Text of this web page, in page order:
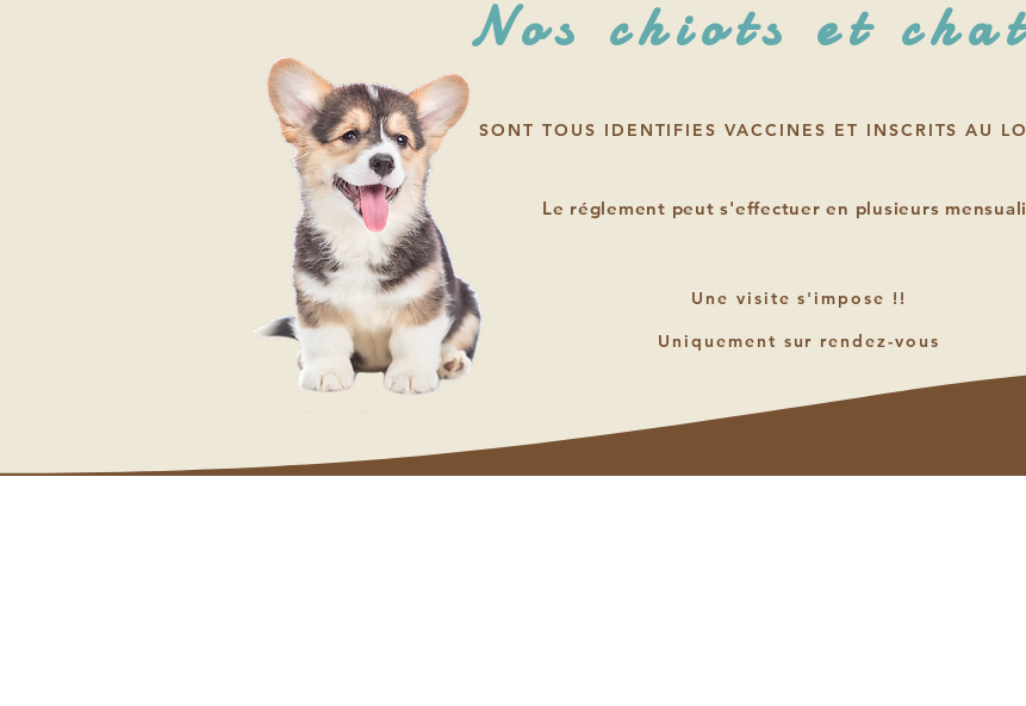
Nos chiots et
SONT TOUS IDENTIFIES VACCINES ET INSCRITS AU
Le réglement peut s'effectuer en plusieurs
Une visite s'impose !!
Uniquement sur rendez-vous